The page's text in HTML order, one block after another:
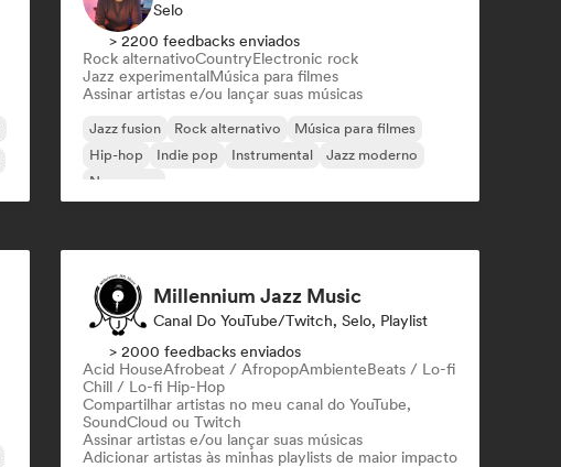
Selo
> 2200 feedbacks enviados
Rock alternativoCountryElectronic rock
Jazz experimentalMúsica para filmes
Assinar artistas e/ou lançar suas músicas
Jazz fusion Rock alternativo
Música para filmes
Hip-hop
Indie pop Instrumental
Jazz moderno
New wave
Millennium Jazz Music
Canal Do YouTube/Twitch, Selo, Playlist
> 2000 feedbacks enviados
Acid HouseAfrobeat / AfropopAmbienteBeats / Lo-fi
Chill / Lo-fi Hip-Hop
Compartilhar artistas no meu canal do YouTube,
SoundCloud ou Twitch
Assinar artistas e/ou lançar suas músicas
Adicionar artistas às minhas playlists de maior impacto